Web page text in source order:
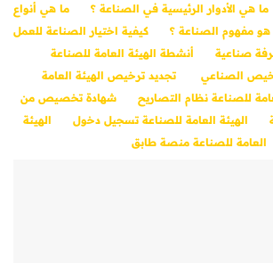
ما هي الأدوار الرئيسية في الصناعة ؟
ما هي أنواع
هو مفهوم الصناعة ؟
كيفية اختيار الصناعة للعمل
صناعية
أنشطة الهيئة العامة للصناعة
الصناعي
تجديد ترخيص الهيئة العامة
للصناعة نظام التصاريح
شهادة تخصيص من
الهيئة العامة للصناعة تسجيل دخول
الهيئة
العامة للصناعة منصة طابق